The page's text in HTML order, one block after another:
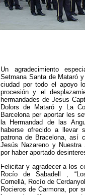
Un agradecimiento
Setmana Santa de Mataró
ciudad por todo el apoyo
procesión y el
hermandades de Jesus
Dolors de Mataró y La
Barcelona per aportar les
la Hermandad de las
haberse ofrecido a llevar
patrona de Bracelona, así
Jesús Nazareno y Nuestra
por haber aportado
Felicitar y agradecer a los
Rocío de Sabadell ,
Cornellà, Rocío de
Rocieros de Carmona, por